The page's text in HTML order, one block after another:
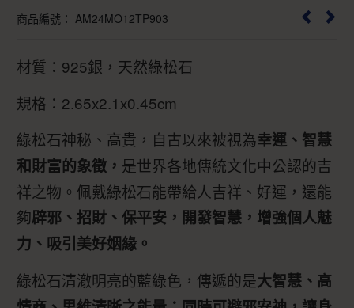
商品編號： AM24MO12TP903
材質：925銀，天然綠松石
規格：2.65x2.1x0.45cm
綠松石神秘、高貴，自古以來被視為幸運、智慧
和財富的象徵， 是世界各地傳統文化中公認的吉
祥之物。佩戴綠松石能帶給人吉祥、好運，還能
夠辟邪、招財、保平安，開發智慧，增強個人魅
力、吸引美好姻緣。
綠松石清澈明亮的藍綠色，傳遞的是大智慧、高